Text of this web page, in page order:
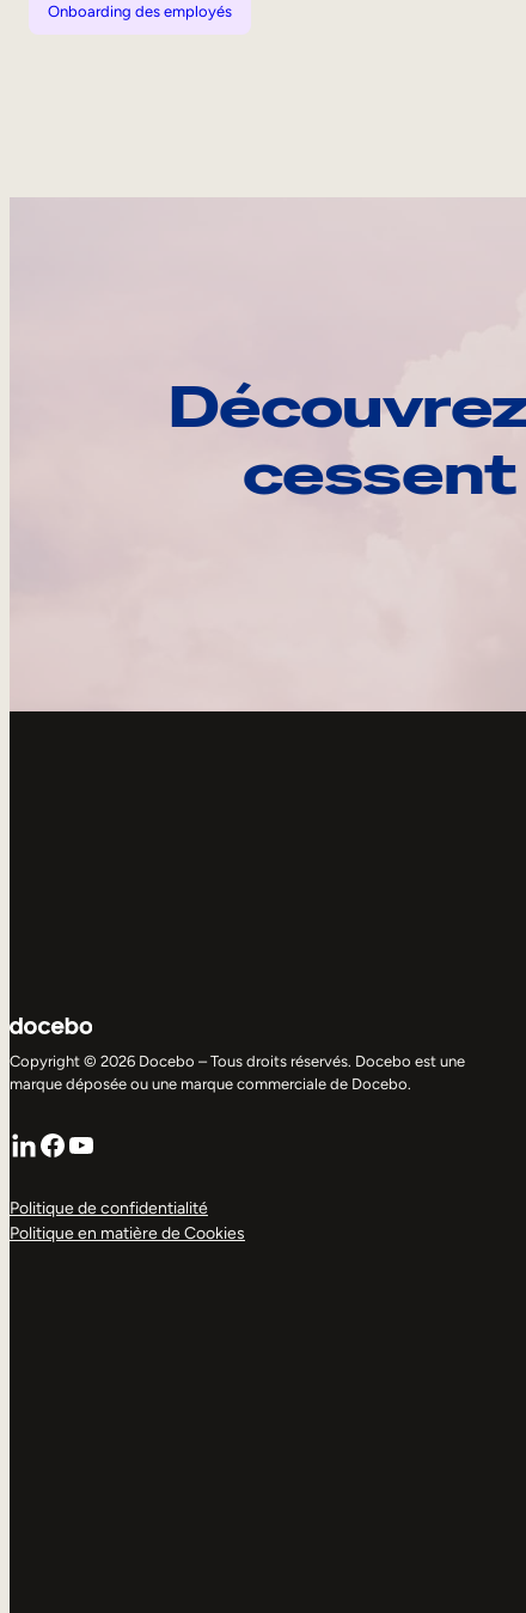
Onboarding des employés
cessent
Copyright © 2026 Docebo – Tous droits réservés. Docebo est une
marque déposée ou une marque commerciale de Docebo.
LinkedIn
Facebook
YouTube
Politique de confidentialité
Politique en matière de Cookies